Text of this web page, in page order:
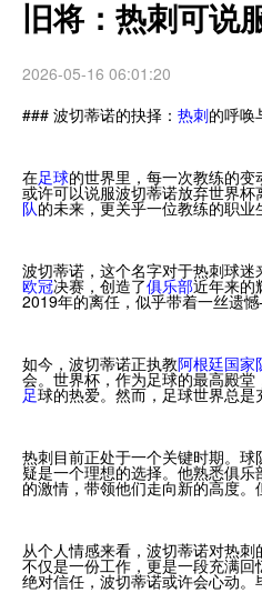
旧将：热刺可说
2026-05-16 06:01:20
### 波切蒂诺的抉择： 热刺的呼唤
在足球的世界里，每一次教练的
或许可以说服波切蒂诺放弃世界杯
队的未来，更关乎一位教练的职业
波切蒂诺，这个名字对于热刺球
欧冠决赛，创造了俱乐部近年来的
2019年的离任，似乎带着一丝遗
如今，波切蒂诺正执教阿根廷国家
会。世界杯，作为足球的最高殿
足球的热爱。然而，足球世界总
热刺目前正处于一个关键时期。球
疑是一个理想的选择。他熟悉俱
的激情，带领他们走向新的高度
从个人情感来看，波切蒂诺对热
不仅是一份工作，更是一段充满
绝对信任，波切蒂诺或许会心动